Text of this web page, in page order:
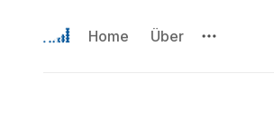
Home Über